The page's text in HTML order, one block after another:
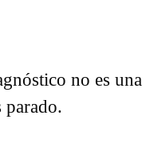
no es una
parado.